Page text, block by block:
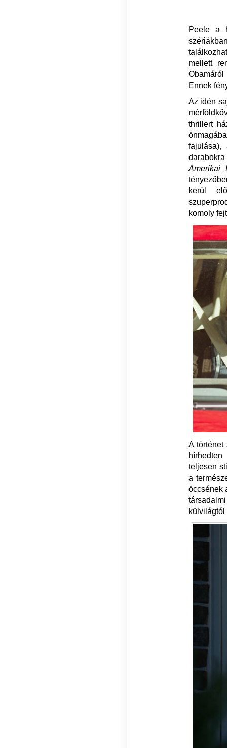
Peele a
mellett
Ennek
Az idén
thrillert
Amerikai
kerül
komoly
A történet
teljesen
a
öccsének
külvilágtól